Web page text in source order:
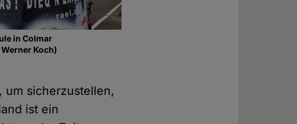
in Colmar
Koch)
um sicherzustellen,
ist ein